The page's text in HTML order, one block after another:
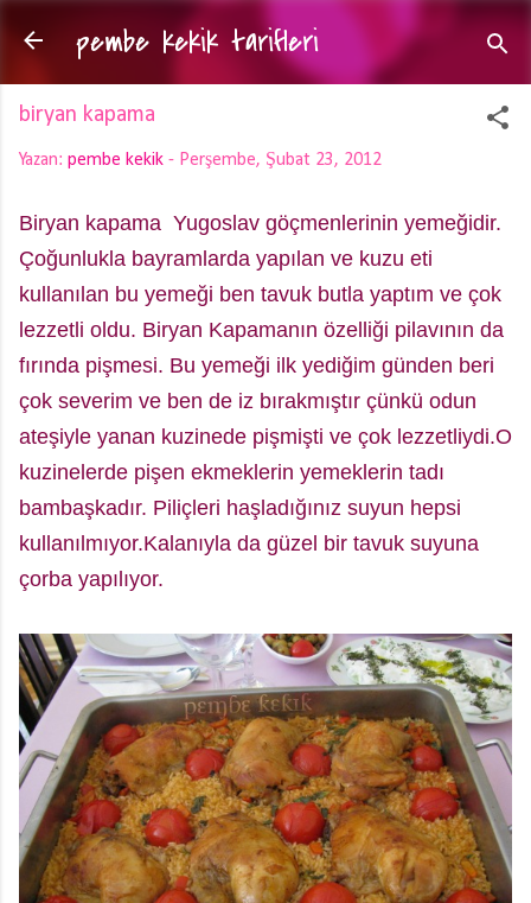
Ana içeriğe atla
pembe kekik tarifleri
biryan kapama
Yazan: pembe kekik - Perşembe, Şubat 23, 2012
Biryan kapama Yugoslav göçmenlerinin yemeğidir.
Çoğunlukla bayramlarda yapılan ve kuzu eti
kullanılan bu yemeği ben tavuk butla yaptım ve çok
lezzetli oldu. Biryan Kapamanın özelliği pilavının da
fırında pişmesi. Bu yemeği ilk yediğim günden beri
çok severim ve ben de iz bırakmıştır çünkü odun
ateşiyle yanan kuzinede pişmişti ve çok lezzetliydi.O
kuzinelerde pişen ekmeklerin yemeklerin tadı
bambaşkadır. Piliçleri haşladığınız suyun hepsi
kullanılmıyor.Kalanıyla da güzel bir tavuk suyuna
çorba yapılıyor.